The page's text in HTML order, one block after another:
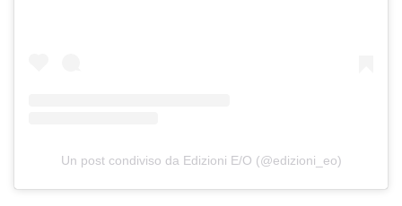
Un post condiviso da Edizioni E/O (@edizioni_eo)